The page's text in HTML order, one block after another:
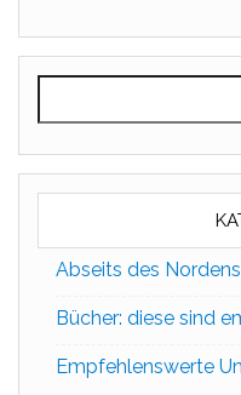
Abseits des
Bücher: diese sind
Empfehlenswerte